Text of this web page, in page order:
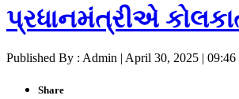
પ્રધાનમંત્રીએ
Published By : Admin | April 30, 2025 |
Share